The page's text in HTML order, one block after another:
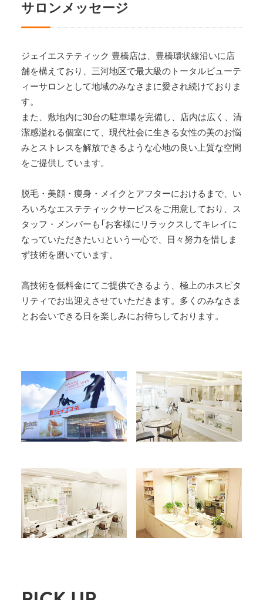
サロンメッセージ
ジェイエステティック 豊橋店は、豊橋環状線沿いに店
舗を構えており、三河地区で最大級のトータルビューテ
ィーサロンとして地域のみなさまに愛され続けておりま
す。
また、敷地内に30台の駐車場を完備し、店内は広く、清
潔感溢れる個室にて、現代社会に生きる女性の美のお悩
みとストレスを解放できるような心地の良い上質な空間
をご提供しています。
脱毛・美顔・痩身・メイクとアフターにおけるまで、い
ろいろなエステティックサービスをご用意しており、ス
タッフ・メンバーも「お客様にリラックスしてキレイに
なっていただきたい」という一心で、日々努力を惜しま
ず技術を磨いています。
高技術を低料金にてご提供できるよう、極上のホスピタ
リティでお出迎えさせていただきます。多くのみなさま
とお会いできる日を楽しみにお待ちしております。